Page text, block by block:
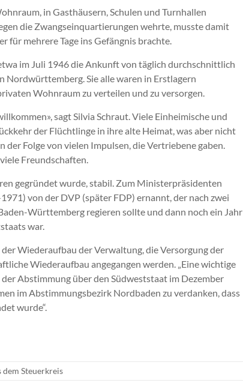
in Gasthäusern, Schulen und Turnhallen
die Zwangseinquartierungen wehrte, musste damit
für mehrere Tage ins Gefängnis brachte.
im Juli 1946 die Ankunft von täglich durchschnittlich
Nordwürttemberg. Sie alle waren in Erstlagern
Wohnraum zu verteilen und zu versorgen.
sagt Silvia Schraut. Viele Einheimische und
der Flüchtlinge in ihre alte Heimat, was aber nicht
Folge von vielen Impulsen, die Vertriebene gaben.
Freundschaften.
gegründet wurde, stabil. Zum Ministerpräsidenten
von der DVP (später FDP) ernannt, der nach zwei
Württemberg regieren sollte und dann noch ein Jahr
war.
Wiederaufbau der Verwaltung, die Versorgung der
Wiederaufbau angegangen werden. „Eine wichtige
Abstimmung über den Südweststaat im Dezember
im Abstimmungsbezirk Nordbaden zu verdanken, dass
wurde“.
dem Steuerkreis